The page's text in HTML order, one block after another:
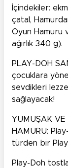
İçindekiler:
çatal,
Oyun Hamuru
ağırlık 340 g).
PLAY-DOH
çocuklara
sevdikleri
sağlayacak!
YUMUŞAK VE
HAMURU:
türden bir
Play-Doh